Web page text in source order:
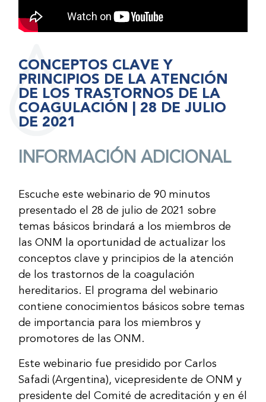
CONCEPTOS CLAVE Y
PRINCIPIOS DE LA ATENCIÓN
DE LOS TRASTORNOS DE LA
COAGULACIÓN | 28 DE JULIO
DE 2021
INFORMACIÓN ADICIONAL
Escuche este webinario de 90 minutos
presentado el 28 de julio de 2021 sobre
temas básicos brindará a los miembros de
las ONM la oportunidad de actualizar los
conceptos clave y principios de la atención
de los trastornos de la coagulación
hereditarios. El programa del webinario
contiene conocimientos básicos sobre temas
de importancia para los miembros y
promotores de las ONM.
Este webinario fue presidido por Carlos
Safadi (Argentina), vicepresidente de ONM y
presidente del Comité de acreditación y en él